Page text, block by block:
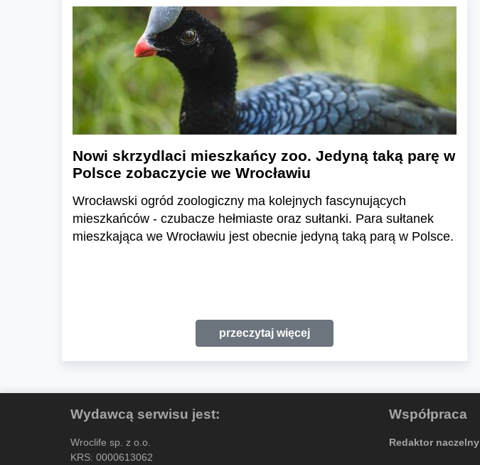
Nowi skrzydlaci mieszkańcy zoo. Jedyną taką parę w
Polsce zobaczycie we Wrocławiu
Wrocławski ogród zoologiczny ma kolejnych fascynujących
mieszkańców - czubacze hełmiaste oraz sułtanki. Para sułtanek
mieszkająca we Wrocławiu jest obecnie jedyną taką parą w Polsce.
przeczytaj więcej
Wydawcą serwisu jest:
Wroclife sp. z o.o.
KRS: 0000613062
Współpraca
Redaktor naczelny